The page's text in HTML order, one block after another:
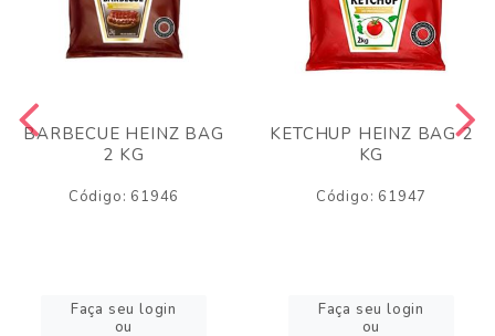
BARBECUE HEINZ BAG
2 KG
Código: 61946
Faça seu login
ou
KETCHUP HEINZ BAG 2
KG
Código: 61947
Faça seu login
ou